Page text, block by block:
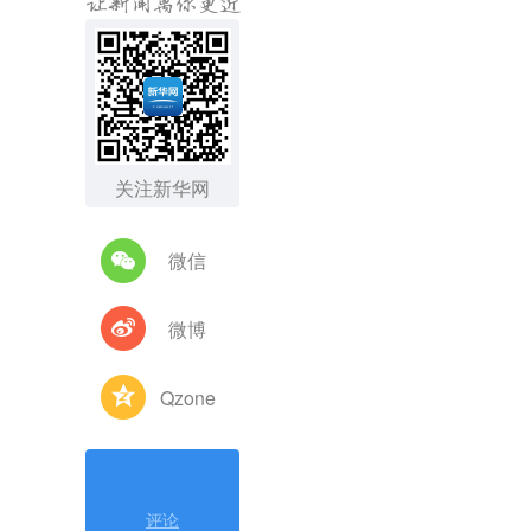
关注新华网
微信
微博
Qzone
评论